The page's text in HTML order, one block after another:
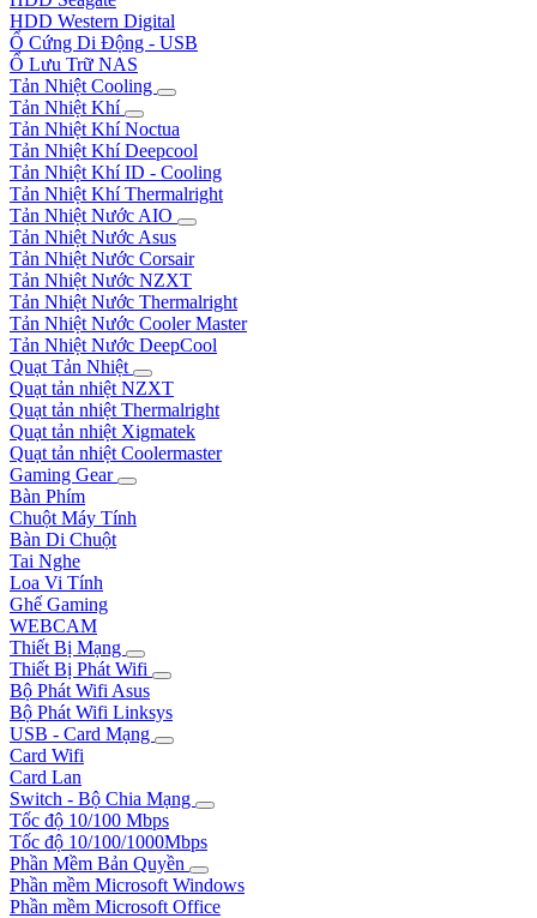
HDD Western Digital
Ổ Cứng Di Động - USB
Ổ Lưu Trữ NAS
Tản Nhiệt Cooling
Tản Nhiệt Khí
Tản Nhiệt Khí Noctua
Tản Nhiệt Khí Deepcool
Tản Nhiệt Khí ID - Cooling
Tản Nhiệt Khí Thermalright
Tản Nhiệt Nước AIO
Tản Nhiệt Nước Asus
Tản Nhiệt Nước Corsair
Tản Nhiệt Nước NZXT
Tản Nhiệt Nước Thermalright
Tản Nhiệt Nước Cooler Master
Tản Nhiệt Nước DeepCool
Quạt Tản Nhiệt
Quạt tản nhiệt NZXT
Quạt tản nhiệt Thermalright
Quạt tản nhiệt Xigmatek
Quạt tản nhiệt Coolermaster
Gaming Gear
Bàn Phím
Chuột Máy Tính
Bàn Di Chuột
Tai Nghe
Loa Vi Tính
Ghế Gaming
WEBCAM
Thiết Bị Mạng
Thiết Bị Phát Wifi
Bộ Phát Wifi Asus
Bộ Phát Wifi Linksys
USB - Card Mạng
Card Wifi
Card Lan
Switch - Bộ Chia Mạng
Tốc độ 10/100 Mbps
Tốc độ 10/100/1000Mbps
Phần Mềm Bản Quyền
Phần mềm Microsoft Windows
Phần mềm Microsoft Office